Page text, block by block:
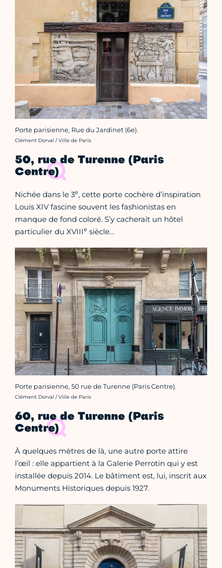
Porte parisienne, Rue du Jardinet (6e).
Crédit photo :
Clément Dorval / Ville de Paris
50, rue de Turenne (Paris
Centre)
Nichée dans le 3e, cette porte cochère d’inspiration
Louis XIV fascine souvent les fashionistas en
manque de fond coloré. S’y cacherait un hôtel
particulier du XVIIIe siècle…
Porte parisienne, 50 rue de Turenne (Paris Centre).
Crédit photo :
Clément Dorval / Ville de Paris
60, rue de Turenne (Paris
Centre)
À quelques mètres de là, une autre porte attire
l’œil : elle appartient à la Galerie Perrotin qui y est
installée depuis 2014. Le bâtiment est, lui, inscrit aux
Monuments Historiques depuis 1927.